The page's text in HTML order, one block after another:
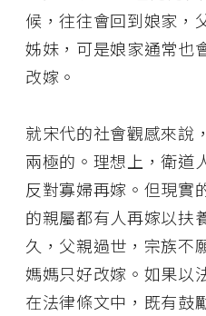
候，往往會回到娘家，
姊妹，可是娘家通常也
改嫁。
就宋代的社會觀感來說
兩極的。理想上，衛道
反對寡婦再嫁。但現實
的親屬都有人再嫁以扶
久，父親過世，宗族不
媽媽只好改嫁。如果以
在法律條文中，既有鼓